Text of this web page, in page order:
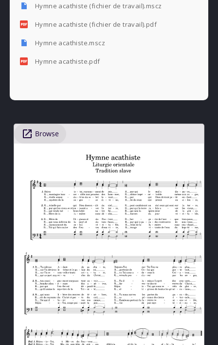
Hymne acathiste (fichier de travail).mscz
Hymne acathiste (fichier de travail).pdf
Hymne acathiste.mscz
Hymne acathiste.pdf
PREVIOUS